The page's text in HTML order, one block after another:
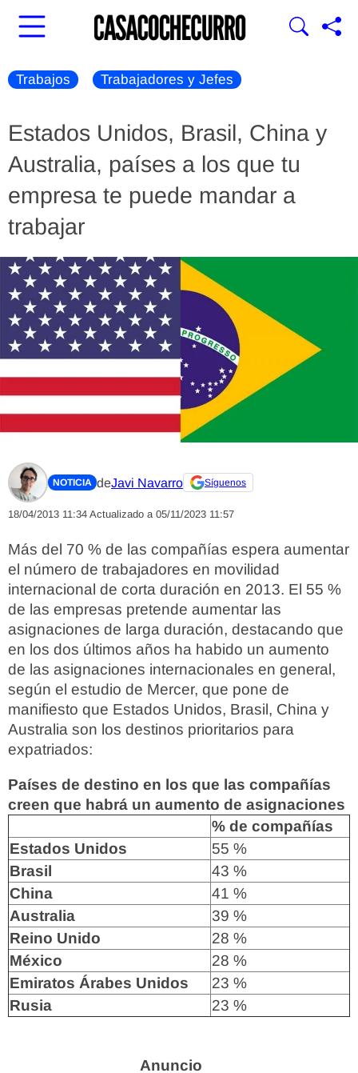
Trabajos Trabajadores y Jefes
Estados Unidos, Brasil, China y
Australia, países a los que tu
empresa te puede mandar a
trabajar
NOTICIA deJavi Navarro Síguenos
18/04/2013 11:34 Actualizado a 05/11/2023 11:57
Más del 70 % de las compañías espera aumentar
el número de trabajadores en movilidad
internacional de corta duración en 2013. El 55 %
de las empresas pretende aumentar las
asignaciones de larga duración, destacando que
en los dos últimos años ha habido un aumento
de las asignaciones internacionales en general,
según el estudio de Mercer, que pone de
manifiesto que Estados Unidos, Brasil, China y
Australia son los destinos prioritarios para
expatriados:
Países de destino en los que las compañías
creen que habrá un aumento de asignaciones
% de compañías
Estados Unidos
55 %
Brasil
43 %
China
41 %
Australia
39 %
Reino Unido
28 %
México
28 %
Emiratos Árabes Unidos
23 %
Rusia
23 %